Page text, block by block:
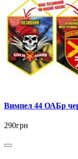
Вимпел 44 ОАБр
290грн